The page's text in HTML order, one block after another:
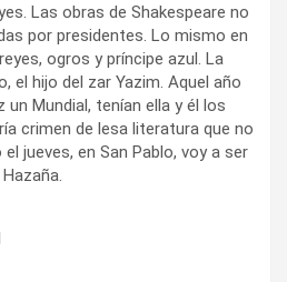
Las obras de Shakespeare no
por presidentes. Lo mismo en
ogros y príncipe azul. La
el hijo del zar Yazim. Aquel año
un Mundial, tenían ella y él los
crimen de lesa literatura que no
jueves, en San Pablo, voy a ser